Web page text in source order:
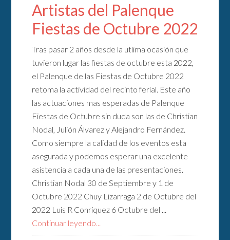
Artistas del Palenque
Fiestas de Octubre 2022
Tras pasar 2 años desde la utlima ocasión que
tuvieron lugar las fiestas de octubre esta 2022,
el Palenque de las Fiestas de Octubre 2022
retoma la actividad del recinto ferial. Este año
las actuaciones mas esperadas de Palenque
Fiestas de Octubre sin duda son las de Christian
Nodal, Julión Álvarez y Alejandro Fernández.
Como siempre la calidad de los eventos esta
asegurada y podemos esperar una excelente
asistencia a cada una de las presentaciones.
Christian Nodal 30 de Septiembre y 1 de
Octubre 2022 Chuy Lizarraga 2 de Octubre del
2022 Luis R Conriquez 6 Octubre del ...
Continuar leyendo...